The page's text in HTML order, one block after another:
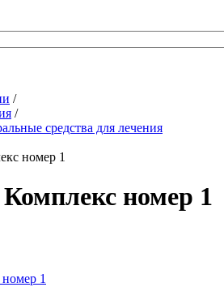
/
/
средства для лечения
номер 1
номер 1